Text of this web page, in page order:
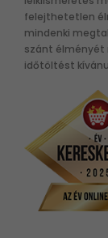
felejthetetlen
mindenki
szánt élményét
időtöltést